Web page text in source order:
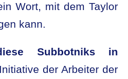
Wort, mit dem Taylor
kann.
Subbotniks in
der Arbeiter der